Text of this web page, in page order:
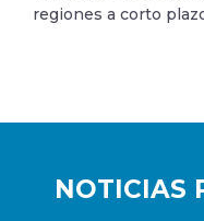
NOTICIAS
regiones a corto